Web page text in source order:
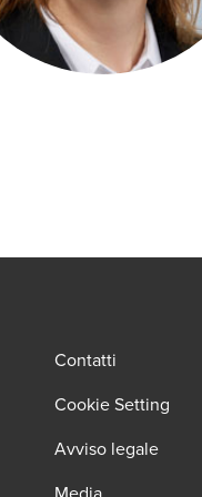
Contatti
Cookie Setting
Avviso legale